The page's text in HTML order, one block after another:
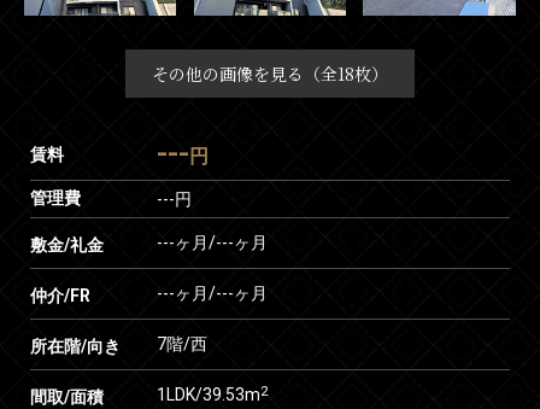
その他の画像を見る（全18枚）
賃料 --- 円
管理費 ---円
敷金/礼金 ---ヶ月/---ヶ月
仲介/FR ---ヶ月/---ヶ月
所在階/向き 7階/西
間取/面積 1LDK/39.53m2